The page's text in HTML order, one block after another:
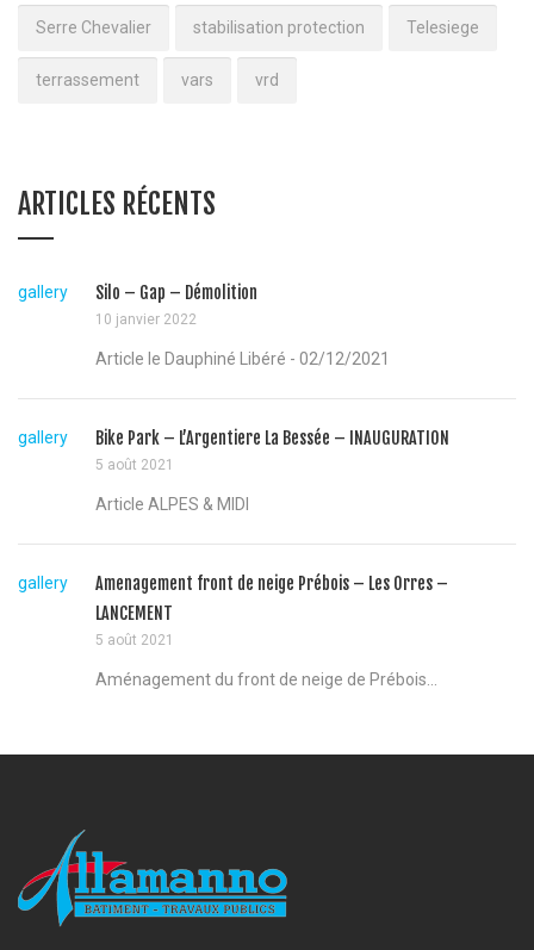
Serre Chevalier stabilisation protection Telesiege
terrassement vars vrd
ARTICLES RÉCENTS
gallery Silo – Gap – Démolition
10 janvier 2022
Article le Dauphiné Libéré - 02/12/2021
gallery Bike Park – L’Argentiere La Bessée – INAUGURATION
5 août 2021
Article ALPES & MIDI
gallery
Amenagement front de neige Prébois – Les Orres –
LANCEMENT
5 août 2021
Aménagement du front de neige de Prébois...